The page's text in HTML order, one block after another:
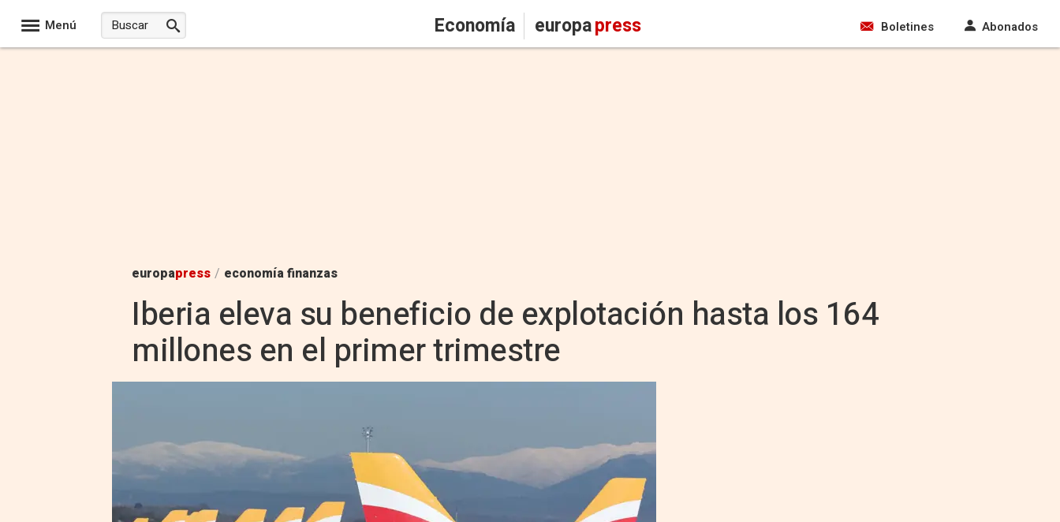
Menú Economía europapress Boletines Abonados
europapress / economía finanzas
Iberia eleva su beneficio de explotación hasta los 164
millones en el primer trimestre